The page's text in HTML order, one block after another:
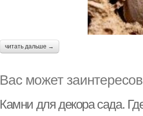
читать дальше →
Вас может
Камни для декора сада.